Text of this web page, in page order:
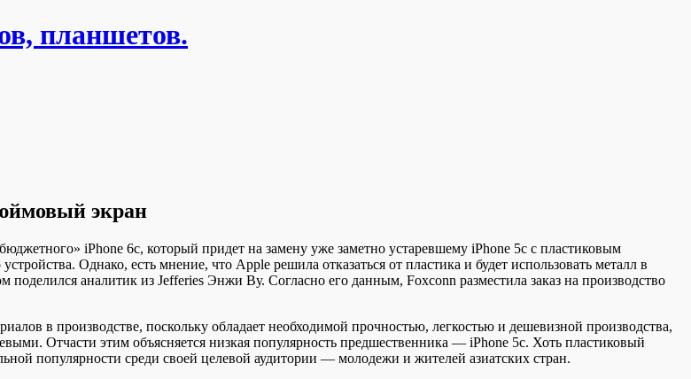
планшетов.
экран
iPhone 6с, который придет на замену уже заметно устаревшему iPhone 5c с пластиковым
Однако, есть мнение, что Apple решила отказаться от пластика и будет использовать металл в
поделился аналитик из Jefferies Энжи Ву. Согласно его данным, Foxconn разместила заказ на производство
в производстве, поскольку обладает необходимой прочностью, легкостью и дешевизной производства,
Отчасти этим объясняется низкая популярность предшественника — iPhone 5c. Хоть пластиковый
популярности среди своей целевой аудитории — молодежи и жителей азиатских стран.